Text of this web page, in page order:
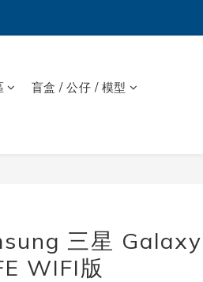
盲盒 / 公仔 / 模型
三星
WIFI版